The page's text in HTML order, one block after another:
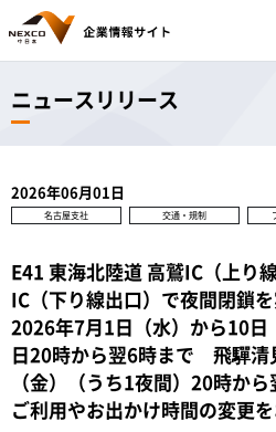
ニュースリリース
2026年06月01日
名古屋支社 交通・規制
E41 東海北陸道 高鷲IC（上り
IC（下り線出口）で夜間閉鎖
2026年7月1日（水）から10日
日20時から翌6時まで 飛驒清
（金）（うち1夜間）20時か
ご利用やお出かけ時間の変更